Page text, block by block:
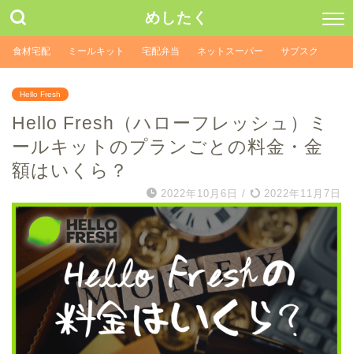
めしたく
食材宅配 ミールキット 宅配弁当 ネットスーパー サブスク
Hello Fresh
Hello Fresh（ハローフレッシュ）ミ
ールキットのプランごとの料金・金
額はいくら？
2022年10月6日 / 2022年11月7日